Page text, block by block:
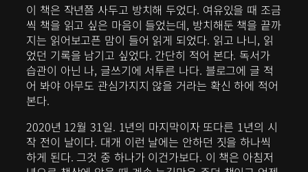
이 책은 작년쯤 사두고 방치해 두었다. 여유있을 때 조금
씩 책을 읽고 싶은 마음이 들었는데, 방치해둔 책을 끝까
지는 읽어보고픈 맘이 들어 읽게 되었다. 읽고 나니, 읽
었던 기록을 남기고 싶었다. 간단히 적어 본다. 독서가
습관이 아닌 나, 글쓰기에 서투른 나다. 블로그에 글 적
어 봐야 아무도 관심가지지 않을 거라는 확신 하에 적어
본다.
2020년 12월 31일. 1년의 마지막이자 또다른 1년의 시
작 전이 날이다. 대개 이런 날에는 안하던 짓을 하나씩
하게 된다. 그것 중 하나가 이건가보다. 이 책은 아침저